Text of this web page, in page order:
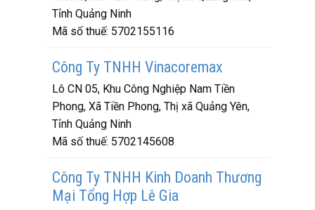
Tỉnh Quảng Ninh
Mã số thuế: 5702155116
Công Ty TNHH Vinacoremax
Lô CN 05, Khu Công Nghiệp Nam Tiền
Phong, Xã Tiền Phong, Thị xã Quảng Yên,
Tỉnh Quảng Ninh
Mã số thuế: 5702145608
Công Ty TNHH Kinh Doanh Thương
Mại Tổng Hợp Lê Gia